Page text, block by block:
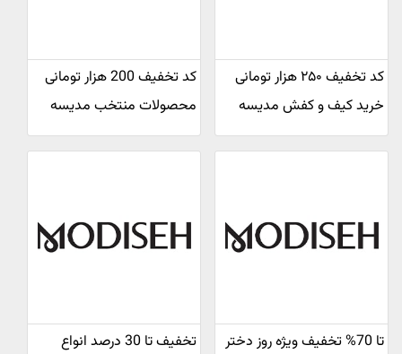
کد تخفیف ۲۵۰ هزار تومانی
خرید کیف و کفش مدیسه
کد تخفیف 200 هزار تومانی
محصولات منتخب مدیسه
تا 70% تخفیف ویژه روز دختر
تخفیف تا 30 درصد انواع